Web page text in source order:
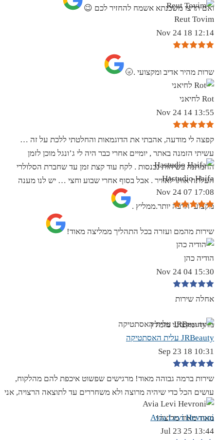
ואם תרצו משכנתא אשמח להחזיר לכם 😉
Reut Tovim
12:14 18 Nov 24
שרות מהיר אדיב ומקצועי .🌝
Rot לחיאני
13:55 14 Nov 24
קפצה לי מודעה, אהבתי את הדוגמאות והחלטתי ללכת על זה …
עשיתי הזמנה באתר , יומיים אחרי כבר היה לי ג’ונגל מוכן לזמן
ההמתנה בשיחות נכנסות . לקח עוד קצת זמן עד שחברת הסלולרי
העלתה אותו לאוויר . אבל בסוף אחרי שבוע וחצי … יש לנו מענה
מקצועי הרבה יותר.ממליץ .
Hastudio Haifa
17:08 07 Nov 24
שירות מהמם ועזרה בכל התהליך ממליצה מאוד!
הודיה כהן
15:30 04 Nov 24
אחלה שירות
מהיר ומקצועי מומלץ
JRBeauty עלית האסתטיקה
10:31 18 Sep 23
שירות ברמה גבוהה מאוד! מרגישים שפשוט איכפת להם מהלקוח,
עושים הכל כדי שיהיה מרוצה ולא משחררים עד לתוצאה הרצויה, אני
מאוד מאוד מרוצה!
Avia Levi Hevroni
13:44 25 Jul 23